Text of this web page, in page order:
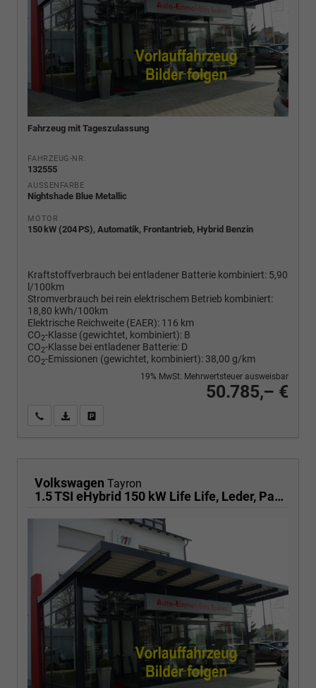
Fahrzeug mit Tageszulassung
FAHRZEUG-NR.
132555
AUSSENFARBE
Nightshade Blue Metallic
MOTOR
150 kW (204 PS), Automatik, Frontantrieb, Hybrid Benzin
Kraftstoffverbrauch bei entladener Batterie kombiniert: 5,90
l/100km
Stromverbrauch bei rein elektrischem Betrieb kombiniert:
18,80 kWh/100km
Elektrische Reichweite (EAER): 116 km
CO2-Klasse (gewichtet, kombiniert): B
CO2-Klasse bei entladener Batterie: D
CO2-Emissionen (gewichtet, kombiniert): 38,00 g/km
50.785,– €
19% MwSt. Mehrwertsteuer ausweisbar
Wir rufen Sie anPDF-Fahrzeugexposé drucken
Volkswagen Tayron
1.5 TSI eHybrid 150 kW Life Life, Leder, Pano, HuD, AHK, AreaView, Side, Navi, Winter, 5-J. Garantie